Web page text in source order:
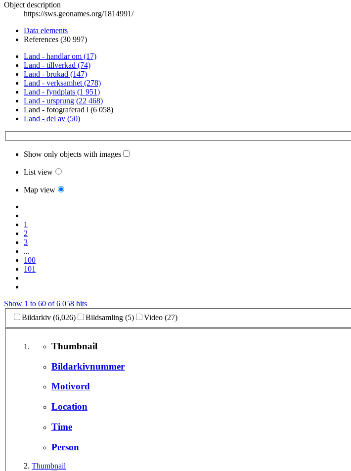
Object description
https://sws.geonames.org/1814991/
Data elements
References (30 997)
Land - handlar om (17)
Land - tillverkad (74)
Land - brukad (147)
Land - verksamhet (278)
Land - fyndplats (1 951)
Land - ursprung (22 468)
Land - fotograferad i (6 058)
Land - del av (50)
Show only objects with images
List view
Map view
1
2
3
...
100
101
Show 1 to 60 of 6 058 hits
Bildarkiv (6,026)
Bildsamling (5) Video (27)
Thumbnail
Bildarkivnummer
Motivord
Location
Time
Person
Thumbnail